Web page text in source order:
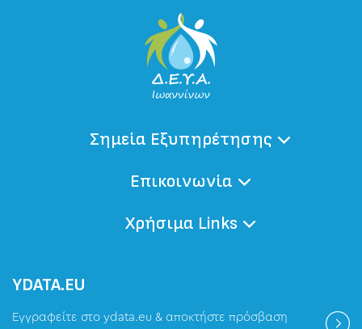
Σημεία Εξυπηρέτησης
Επικοινωνία
Χρήσιμα Links
ΥDATA.EU
Εγγραφείτε στο ydata.eu & αποκτήστε πρόσβαση